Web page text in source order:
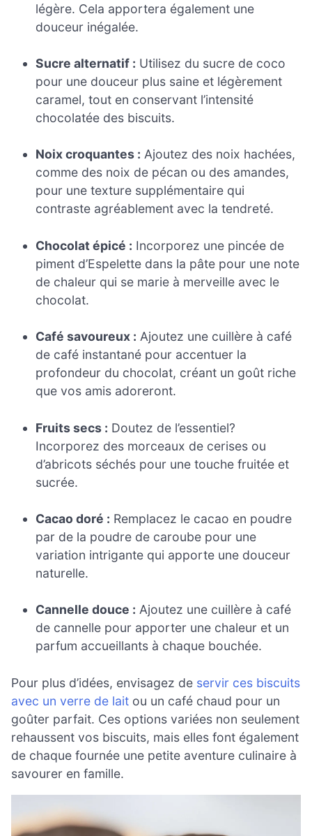
légère. Cela apportera également une
douceur inégalée.
Sucre alternatif : Utilisez du sucre de coco
pour une douceur plus saine et légèrement
caramel, tout en conservant l’intensité
chocolatée des biscuits.
Noix croquantes : Ajoutez des noix hachées,
comme des noix de pécan ou des amandes,
pour une texture supplémentaire qui
contraste agréablement avec la tendreté.
Chocolat épicé : Incorporez une pincée de
piment d’Espelette dans la pâte pour une note
de chaleur qui se marie à merveille avec le
chocolat.
Café savoureux : Ajoutez une cuillère à café
de café instantané pour accentuer la
profondeur du chocolat, créant un goût riche
que vos amis adoreront.
Fruits secs : Doutez de l’essentiel?
Incorporez des morceaux de cerises ou
d’abricots séchés pour une touche fruitée et
sucrée.
Cacao doré : Remplacez le cacao en poudre
par de la poudre de caroube pour une
variation intrigante qui apporte une douceur
naturelle.
Cannelle douce : Ajoutez une cuillère à café
de cannelle pour apporter une chaleur et un
parfum accueillants à chaque bouchée.
Pour plus d’idées, envisagez de servir ces biscuits
avec un verre de lait ou un café chaud pour un
goûter parfait. Ces options variées non seulement
rehaussent vos biscuits, mais elles font également
de chaque fournée une petite aventure culinaire à
savourer en famille.